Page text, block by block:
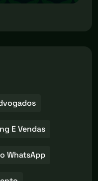
E Vendas
WhatsApp